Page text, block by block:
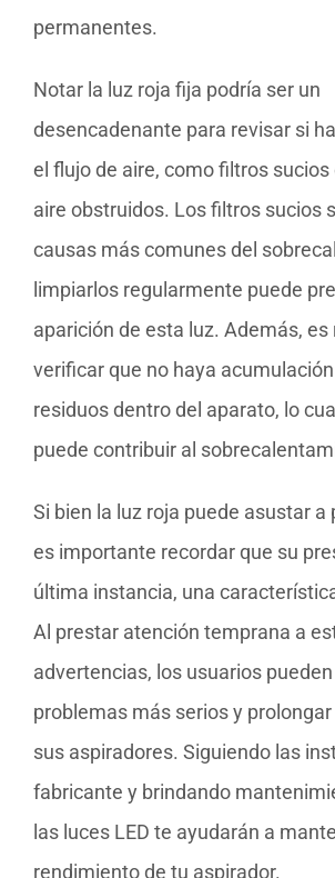
permanentes.
Notar la luz roja fija podría ser un
desencadenante para revisar si
el flujo de aire, como filtros sucios
aire obstruidos. Los filtros sucios
causas más comunes del
limpiarlos regularmente puede
aparición de esta luz. Además,
verificar que no haya
residuos dentro del aparato, lo
puede contribuir al
Si bien la luz roja puede asustar a
es importante recordar que su
última instancia, una
Al prestar atención temprana a
advertencias, los usuarios
problemas más serios y
sus aspiradores. Siguiendo las
fabricante y brindando
las luces LED te ayudarán a
rendimiento de tu aspirador.